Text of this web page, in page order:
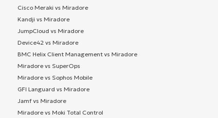
Cisco Meraki vs Miradore
Kandji vs Miradore
JumpCloud vs Miradore
Device42 vs Miradore
BMC Helix Client Management vs Miradore
Miradore vs SuperOps
Miradore vs Sophos Mobile
GFI Languard vs Miradore
Jamf vs Miradore
Miradore vs Moki Total Control